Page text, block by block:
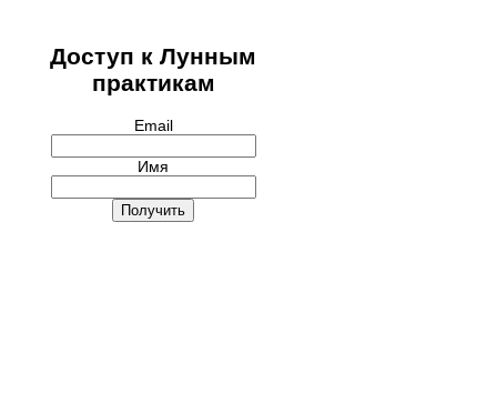
Доступ к Лунным
практикам
Email
Имя